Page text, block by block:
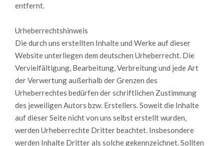
entfernt.
Urheberrechtshinweis
Die durch uns erstellten Inhalte und Werke auf dieser
Website unterliegen dem deutschen Urheberrecht. Die
Vervielfältigung, Bearbeitung, Verbreitung und jede Art
der Verwertung außerhalb der Grenzen des
Urheberrechtes bedürfen der schriftlichen Zustimmung
des jeweiligen Autors bzw. Erstellers. Soweit die Inhalte
auf dieser Seite nicht von uns selbst erstellt wurden,
werden Urheberrechte Dritter beachtet. Insbesondere
werden Inhalte Dritter als solche gekennzeichnet. Sollten